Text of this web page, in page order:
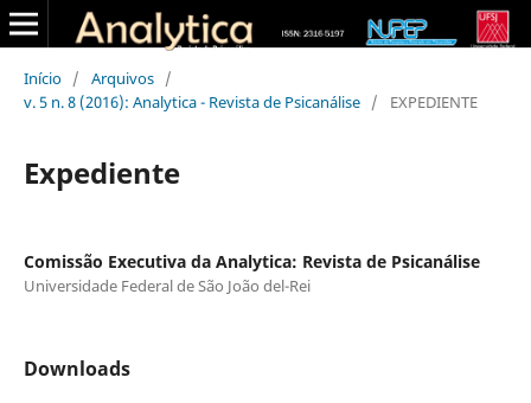
Início / Arquivos /
v. 5 n. 8 (2016): Analytica - Revista de Psicanálise / EXPEDIENTE
Expediente
Comissão Executiva da Analytica: Revista de Psicanálise
Universidade Federal de São João del-Rei
Downloads